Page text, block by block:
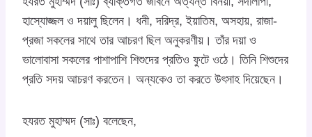
হাস্যোজ্জল ও দয়ালু ছিলেন। ধনী, দরিদ্র, ইয়াতিম, অসহায়, রাজা-
প্রজা সকলের সাথে তার আচরণ ছিল অনুকরণীয়। তাঁর দয়া ও
ভালোবাসা সকলের পাশাপাশি শিশুদের প্রতিও ফুটে ওঠে। তিনি শিশুদের
প্রতি সদয় আচরণ করতেন। অন্যকেও তা করতে উৎসাহ দিয়েছেন।
হযরত মুহাম্মদ (সাঃ) বলেছেন,